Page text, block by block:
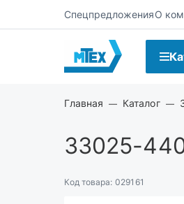
СпецпредложенияО
Главная Каталог
33025-
Код товара: 029161